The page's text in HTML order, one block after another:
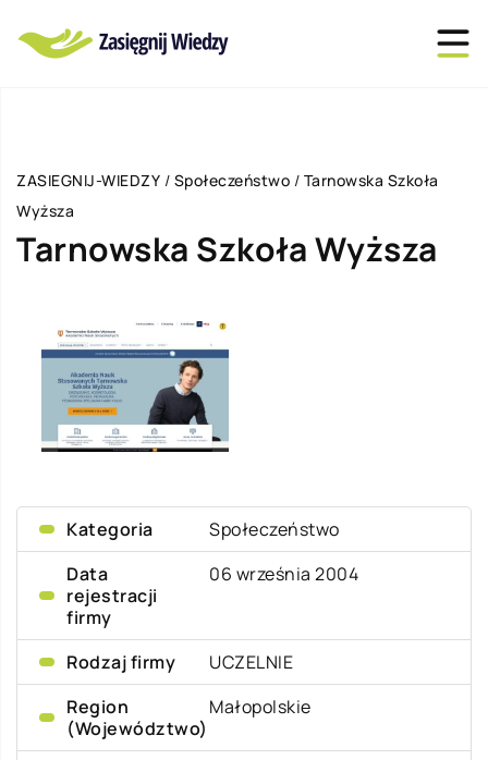
ZASIEGNIJ-WIEDZY / Społeczeństwo / Tarnowska Szkoła
Wyższa
Tarnowska Szkoła Wyższa
Kategoria
Społeczeństwo
Data
rejestracji
firmy
06 września 2004
Rodzaj firmy
UCZELNIE
Region
(Województwo)
Małopolskie